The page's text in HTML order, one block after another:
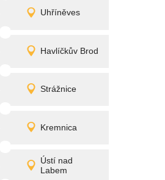
Uhříněves
Detail
promítání
Havlíčkův Brod
Detail
promítání
Strážnice
Detail
promítání
Kremnica
Detail
promítání
Ústí nad
Labem
Detail
promítání